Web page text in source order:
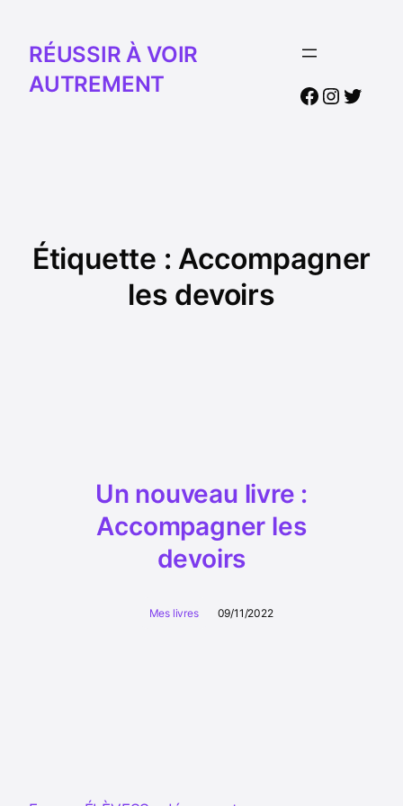
RÉUSSIR À VOIR
AUTREMENT
Facebook
Étiquette : Accompagner
les devoirs
Un nouveau livre :
Accompagner les
devoirs
Mes livres 09/11/2022